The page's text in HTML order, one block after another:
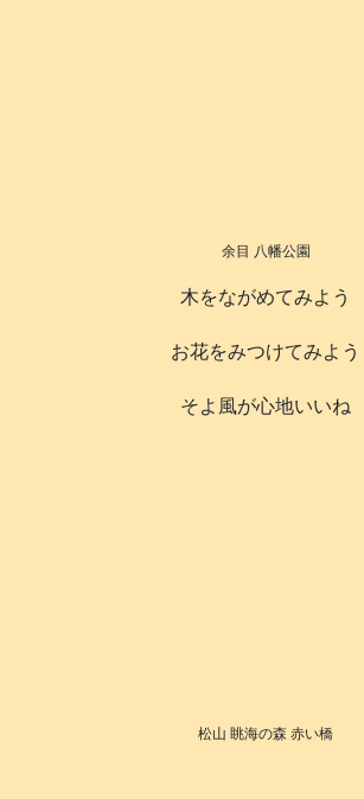
余目 八幡公園
木をながめてみよう
お花をみつけてみよう
そよ風が心地いいね
松山 眺海の森 赤い橋